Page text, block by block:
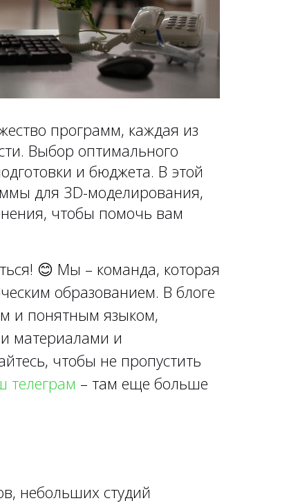
программ, каждая из
Выбор оптимального
и бюджета. В этой
для 3D-моделирования,
чтобы помочь вам
😊 Мы – команда, которая
образованием. В блоге
и понятным языком,
материалами и
чтобы не пропустить
телеграм – там еще больше
небольших студий